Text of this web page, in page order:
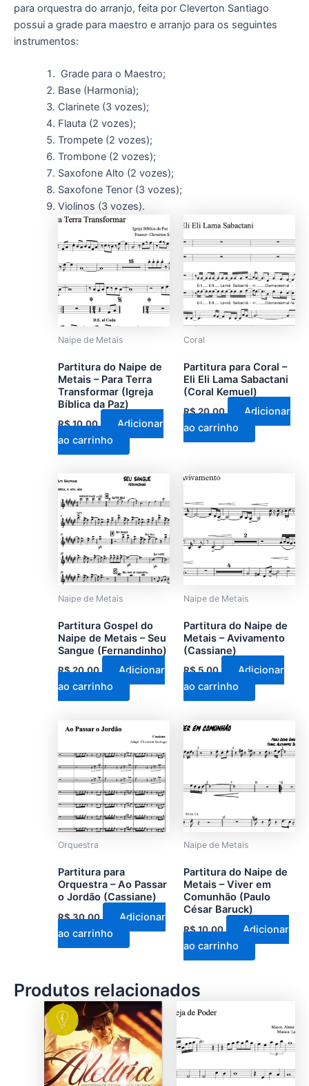
para orquestra do arranjo, feita por Cleverton Santiago
possui a grade para maestro e arranjo para os seguintes
instrumentos:
Grade para o Maestro;
Base (Harmonia);
Clarinete (3 vozes);
Flauta (2 vozes);
Trompete (2 vozes);
Trombone (2 vozes);
Saxofone Alto (2 vozes);
Saxofone Tenor (3 vozes);
Violinos (3 vozes).
Naipe de Metais
Partitura do Naipe de
Metais – Para Terra
Transformar (Igreja
Bíblica da Paz)
R$10,00
Adicionar
ao carrinho
Coral
Partitura para Coral –
Eli Eli Lama Sabactani
(Coral Kemuel)
R$20,00
Adicionar
ao carrinho
Naipe de Metais
Partitura Gospel do
Naipe de Metais – Seu
Sangue (Fernandinho)
R$20,00
Adicionar
ao carrinho
Naipe de Metais
Partitura do Naipe de
Metais – Avivamento
(Cassiane)
R$5,00
Adicionar
ao carrinho
Orquestra
Partitura para
Orquestra – Ao Passar
o Jordão (Cassiane)
R$30,00
Adicionar
ao carrinho
Naipe de Metais
Partitura do Naipe de
Metais – Viver em
Comunhão (Paulo
César Baruck)
R$10,00
Adicionar
ao carrinho
Produtos relacionados